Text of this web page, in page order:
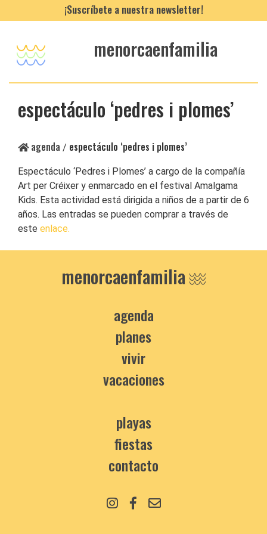
¡Suscríbete a nuestra newsletter!
menorcaenfamilia
espectáculo ‘pedres i plomes’
agenda / espectáculo ‘pedres i plomes’
Espectáculo ‘Pedres i Plomes’ a cargo de la compañía
Art per Créixer y enmarcado en el festival Amalgama
Kids. Esta actividad está dirigida a niños de a partir de 6
años. Las entradas se pueden comprar a través de
este enlace.
menorcaenfamilia
agenda
planes
vivir
vacaciones
playas
fiestas
contacto